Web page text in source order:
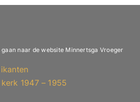
naar de website Minnertsga Vroeger
1947 – 1955